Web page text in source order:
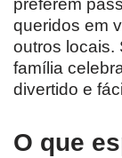
preferem
queridos em
outros locais.
família
divertido e
O que